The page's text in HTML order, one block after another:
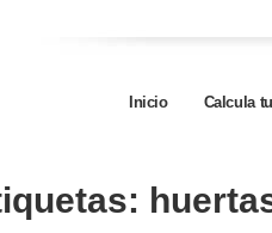
Inicio Calcula